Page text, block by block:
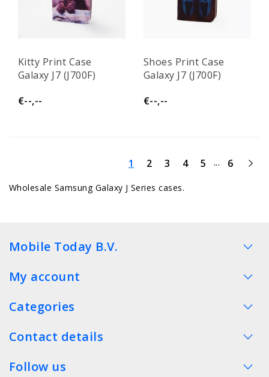
Kitty Print Case
Galaxy J7 (J700F)
€--,--
Shoes Print Case
Galaxy J7 (J700F)
€--,--
1 2 3 4 5 ... 6
Wholesale Samsung Galaxy J Series cases.
Mobile Today B.V.
My account
Categories
Contact details
Follow us